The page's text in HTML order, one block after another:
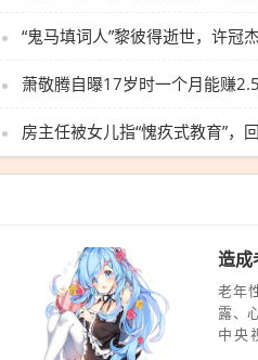
造成
老年
露、
中央